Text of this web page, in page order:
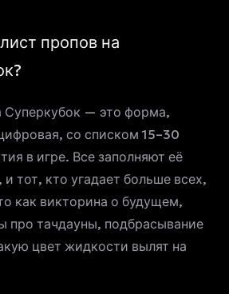
пропов на
Суперкубок — это форма,
со списком 15–30
в игре. Все заполняют её
тот, кто угадает больше всех,
как викторина о будущем,
про тачдауны, подбрасывание
цвет жидкости вылят на